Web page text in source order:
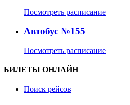
Посмотреть расписание
Автобус №155
Посмотреть расписание
БИЛЕТЫ ОНЛАЙН
Поиск рейсов